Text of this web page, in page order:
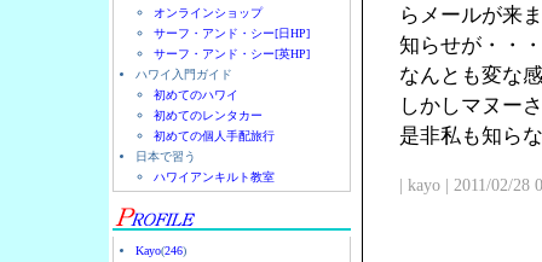
オンラインショップ
サーフ・アンド・シー[日HP]
サーフ・アンド・シー[英HP]
ハワイ入門ガイド
初めてのハワイ
初めてのレンタカー
初めての個人手配旅行
日本で習う
ハワイアンキルト教室
Kayo(246)
らメールが来
知らせが・・・
なんとも変な
しかしマヌー
是非私も知ら
| kayo | 2011/02/28